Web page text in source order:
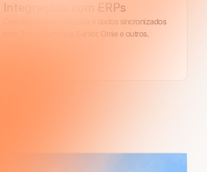
Integrações com ERPs
Conciliação automatizada e dados sincronizados
com Totvs, Sankhya, Senior, Omie e outros.